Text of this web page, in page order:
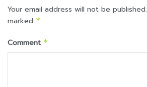
Your email address will not be published.
marked *
Comment *